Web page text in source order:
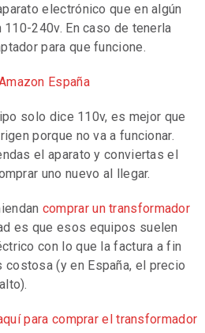
electrónico que en algún
240v. En caso de tenerla
para que funcione.
España
solo dice 110v, es mejor que
porque no va a funcionar.
el aparato y conviertas el
uno nuevo al llegar.
comprar un transformador
es que esos equipos suelen
con lo que la factura a fin
(y en España, el precio
para comprar el transformador